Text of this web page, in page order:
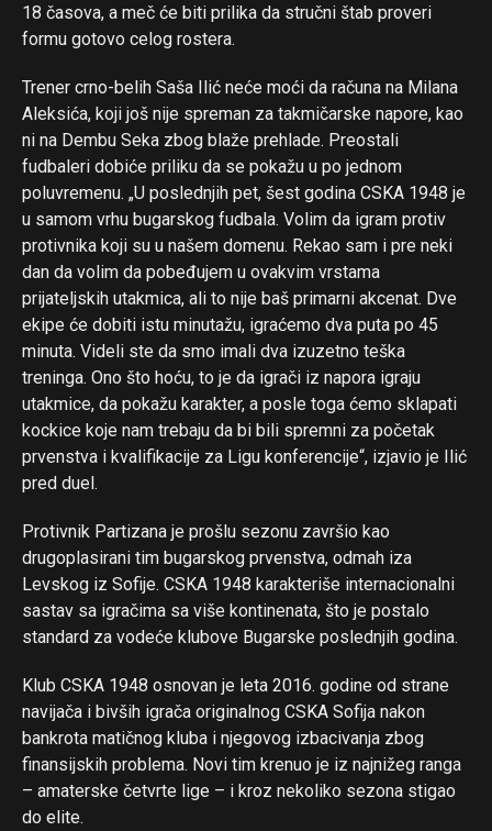
18 časova, a meč će biti prilika da stručni štab proveri
formu gotovo celog rostera.
Trener crno-belih Saša Ilić neće moći da računa na Milana
Aleksića, koji još nije spreman za takmičarske napore, kao
ni na Dembu Seka zbog blaže prehlade. Preostali
fudbaleri dobiće priliku da se pokažu u po jednom
poluvremenu. „U poslednjih pet, šest godina CSKA 1948 je
u samom vrhu bugarskog fudbala. Volim da igram protiv
protivnika koji su u našem domenu. Rekao sam i pre neki
dan da volim da pobeđujem u ovakvim vrstama
prijateljskih utakmica, ali to nije baš primarni akcenat. Dve
ekipe će dobiti istu minutažu, igraćemo dva puta po 45
minuta. Videli ste da smo imali dva izuzetno teška
treninga. Ono što hoću, to je da igrači iz napora igraju
utakmice, da pokažu karakter, a posle toga ćemo sklapati
kockice koje nam trebaju da bi bili spremni za početak
prvenstva i kvalifikacije za Ligu konferencije“, izjavio je Ilić
pred duel.
Protivnik Partizana je prošlu sezonu završio kao
drugoplasirani tim bugarskog prvenstva, odmah iza
Levskog iz Sofije. CSKA 1948 karakteriše internacionalni
sastav sa igračima sa više kontinenata, što je postalo
standard za vodeće klubove Bugarske poslednjih godina.
Klub CSKA 1948 osnovan je leta 2016. godine od strane
navijača i bivših igrača originalnog CSKA Sofija nakon
bankrota matičnog kluba i njegovog izbacivanja zbog
finansijskih problema. Novi tim krenuo je iz najnižeg ranga
– amaterske četvrte lige – i kroz nekoliko sezona stigao
do elite.
Flipboard
Reddit
Pinterest
Whatsapp